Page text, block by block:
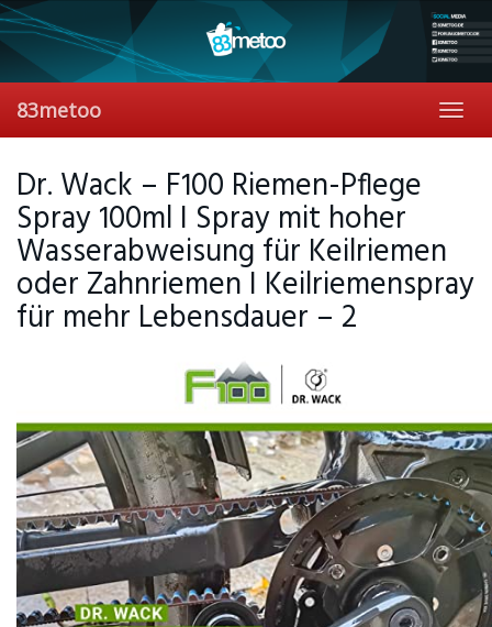
Skip
to
content
83metoo
Dr. Wack – F100 Riemen-Pflege
Spray 100ml I Spray mit hoher
Wasserabweisung für Keilriemen
oder Zahnriemen I Keilriemenspray
für mehr Lebensdauer – 2